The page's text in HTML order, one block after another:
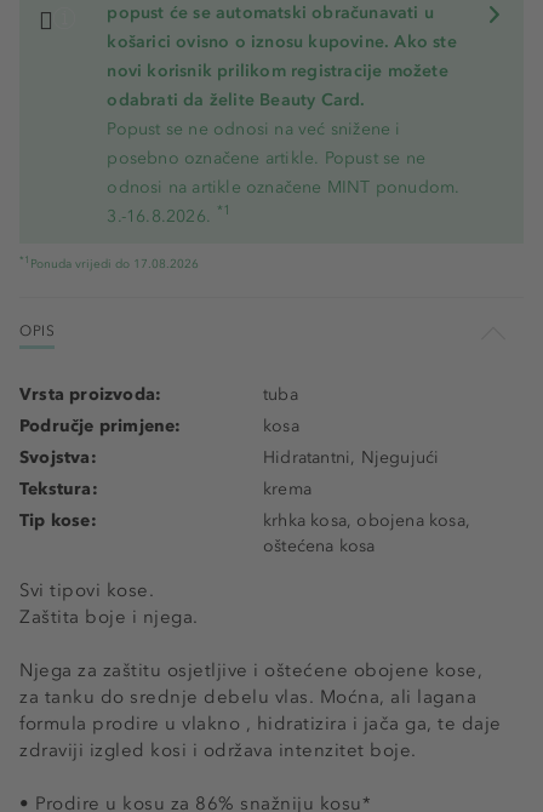
popust će se automatski obračunavati u
košarici ovisno o iznosu kupovine. Ako ste
novi korisnik prilikom registracije možete
odabrati da želite Beauty Card.
Popust se ne odnosi na već snižene i
posebno označene artikle. Popust se ne
odnosi na artikle označene MINT ponudom.
3.-16.8.2026. *1
*1 Ponuda vrijedi do 17.08.2026
OPIS
Svi tipovi kose.
Zaštita boje i njega.
Njega za zaštitu osjetljive i oštećene obojene kose,
za tanku do srednje debelu vlas. Moćna, ali lagana
formula prodire u vlakno , hidratizira i jača ga, te daje
zdraviji izgled kosi i održava intenzitet boje.
• Prodire u kosu za 86% snažniju kosu*
Vrsta proizvoda:
tuba
Područje primjene:
kosa
Svojstva:
Hidratantni, Njegujući
Tekstura:
krema
Tip kose:
krhka kosa, obojena kosa,
oštećena kosa